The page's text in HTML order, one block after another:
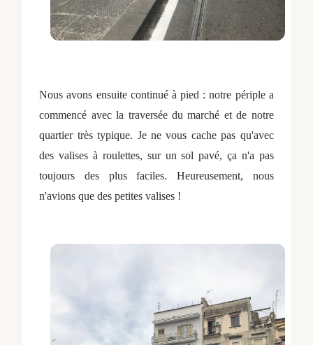
Nous avons ensuite continué à pied : notre périple a
commencé avec la traversée du marché et de notre
quartier très typique. Je ne vous cache pas qu'avec
des valises à roulettes, sur un sol pavé, ça n'a pas
toujours des plus faciles. Heureusement, nous
n'avions que des petites valises !